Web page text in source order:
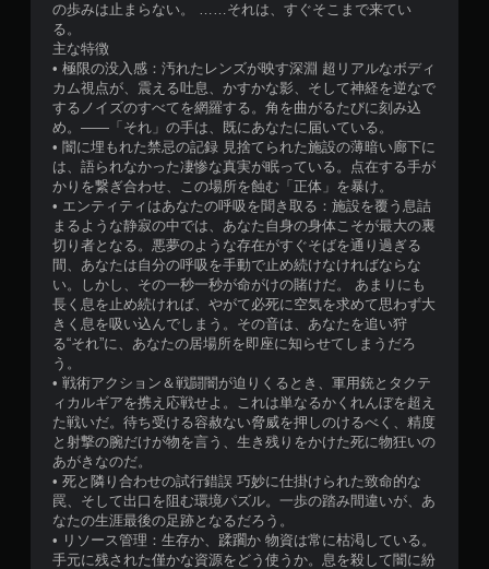
の歩みは止まらない。 ……それは、すぐそこまで来てい
る。
主な特徴
• 極限の没入感：汚れたレンズが映す深淵 超リアルなボディ
カム視点が、震える吐息、かすかな影、そして神経を逆なで
するノイズのすべてを網羅する。角を曲がるたびに刻み込
め。――「それ」の手は、既にあなたに届いている。
• 闇に埋もれた禁忌の記録 見捨てられた施設の薄暗い廊下に
は、語られなかった凄惨な真実が眠っている。点在する手が
かりを繋ぎ合わせ、この場所を蝕む「正体」を暴け。
• エンティティはあなたの呼吸を聞き取る：施設を覆う息詰
まるような静寂の中では、あなた自身の身体こそが最大の裏
切り者となる。悪夢のような存在がすぐそばを通り過ぎる
間、あなたは自分の呼吸を手動で止め続けなければならな
い。しかし、その一秒一秒が命がけの賭けだ。 あまりにも
長く息を止め続ければ、やがて必死に空気を求めて思わず大
きく息を吸い込んでしまう。その音は、あなたを追い狩
る“それ”に、あなたの居場所を即座に知らせてしまうだろ
う。
• 戦術アクション＆戦闘闇が迫りくるとき、軍用銃とタクテ
ィカルギアを携え応戦せよ。これは単なるかくれんぼを超え
た戦いだ。待ち受ける容赦ない脅威を押しのけるべく、精度
と射撃の腕だけが物を言う、生き残りをかけた死に物狂いの
あがきなのだ。
• 死と隣り合わせの試行錯誤 巧妙に仕掛けられた致命的な
罠、そして出口を阻む環境パズル。一歩の踏み間違いが、あ
なたの生涯最後の足跡となるだろう。
• リソース管理：生存か、蹂躙か 物資は常に枯渇している。
手元に残された僅かな資源をどう使うか。息を殺して闇に紛